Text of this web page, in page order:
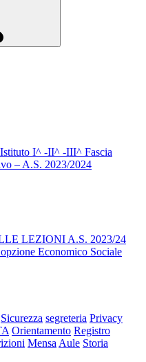
I^ -II^ -III^ Fascia
– A.S. 2023/2024
LEZIONI A.S. 2023/24
Economico Sociale
Sicurezza segreteria Privacy
Orientamento Registro
Mensa Aule Storia